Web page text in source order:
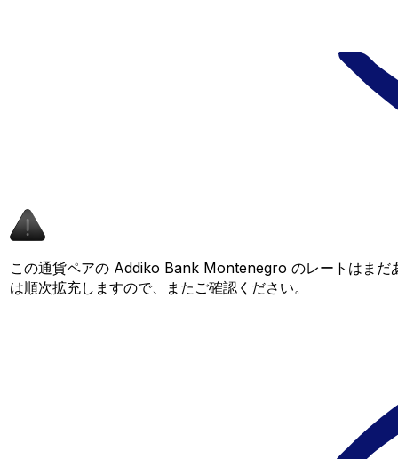
この通貨ペアの Addiko Bank Montenegro のレートはま
は順次拡充しますので、またご確認ください。